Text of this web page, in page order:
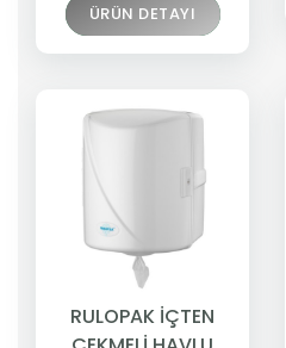
ÜRÜN DETAYI
RULOPAK İÇTEN